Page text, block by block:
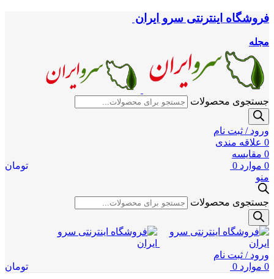
فروشگاه اینترنتی سرو ایران
مجله
جستجوی محصولات
ورود / ثبت نام
0 علاقه مندی
0 مقایسه
0 موارد 0
تومان
منو
جستجوی محصولات
ورود / ثبت نام
0 موارد 0 تومان